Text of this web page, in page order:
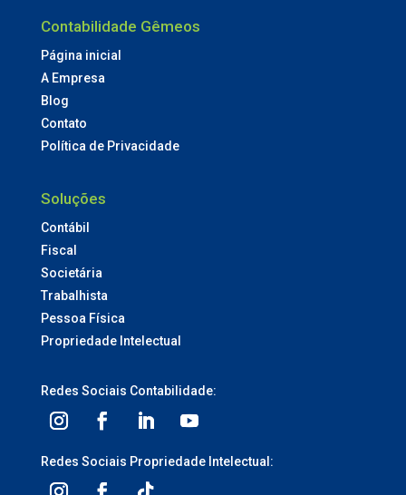
Contabilidade Gêmeos
Página inicial
A Empresa
Blog
Contato
Política de Privacidade
Soluções
Contábil
Fiscal
Societária
Trabalhista
Pessoa Física
Propriedade Intelectual
Redes Sociais Contabilidade:
Redes Sociais Propriedade Intelectual: